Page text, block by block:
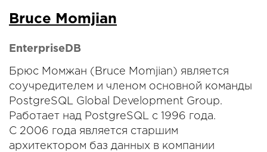
Bruce Momjian
EnterpriseDB
Брюс Момжан (Bruce Momjian) является
соучредителем и членом основной команды
PostgreSQL Global Development Group.
Работает над PostgreSQL с 1996 года.
С 2006 года является старшим
архитектором баз данных в компании